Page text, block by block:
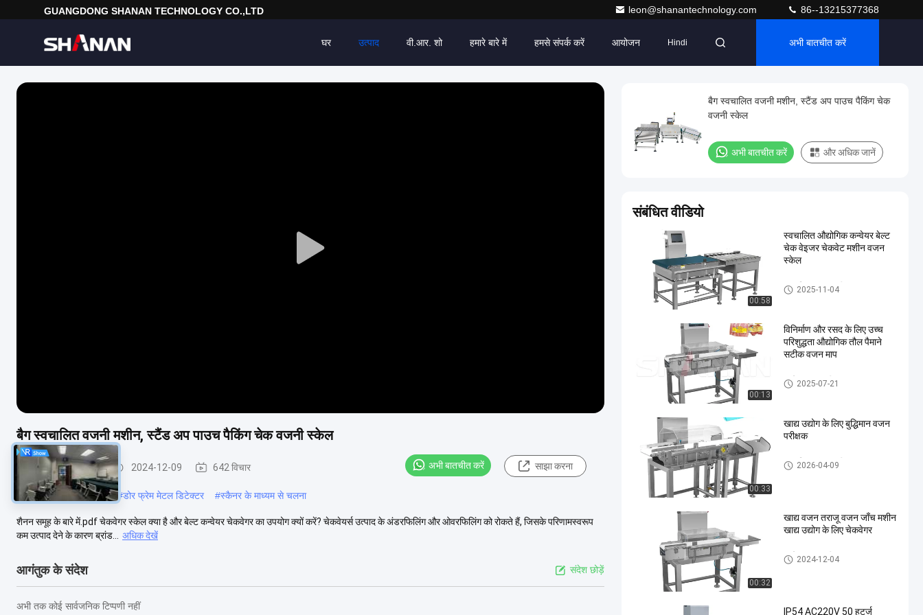
GUANGDONG SHANAN TECHNOLOGY CO.,LTD leon@shanantechnology.com 86--13215377368
घर उत्पाद वी.आर. शो हमारे बारे में हमसे संपर्क करें आयोजन Hindi अभी बातचीत करें
Play
बैग स्वचालित वजनी मशीन, स्टैंड अप पाउच पैकिंग चेक वजनी स्केल
स्वचालित जांच वजनी 2024-12-09 642 विचार अभी बातचीत करें साझा करना
# सुरक्षा गार्ड मेटल डिटेक्टर #डोर फ्रेम मेटल डिटेक्टर #स्कैनर के माध्यम से चलना
शैनन समूह के बारे में.pdf चेकवेगर स्केल क्या है और बेल्ट कन्वेयर चेकवेगर का उपयोग क्यों करें? चेकवेयर्स उत्पाद के अंडरफिलिंग और ओवरफिलिंग को रोकते हैं, जिसके परिणामस्वरूप
कम उत्पाद देने के कारण ब्रांड...
अधिक देखें
आगंतुक के संदेश संदेश छोड़ें
अभी तक कोई सार्वजनिक टिप्पणी नहीं
बैग स्वचालित वजनी मशीन, स्टैंड अप पाउच पैकिंग चेक
वजनी स्केल
अभी बातचीत करें और अधिक जानें
संबंधित वीडियो
00:58
स्वचालित औद्योगिक कन्वेयर बेल्ट
चेक वेइजर चेकवेट मशीन वजन
स्केल
स्वचालित जांच वजनी
2025-11-04
00:13
विनिर्माण और रसद के लिए उच्च
परिशुद्धता औद्योगिक तौल पैमाने
सटीक वजन माप
कन्वेयर वजन परीक्षक
2025-07-21
00:33
खाद्य उद्योग के लिए बुद्धिमान वजन
परीक्षक
स्वचालित जांच वजनी
2026-04-09
00:32
खाद्य वजन तराजू वजन जाँच मशीन
खाद्य उद्योग के लिए चेकवेगर
कन्वेयर वजन परीक्षक
2024-12-04
IP54 AC220V 50 हर्ट्ज